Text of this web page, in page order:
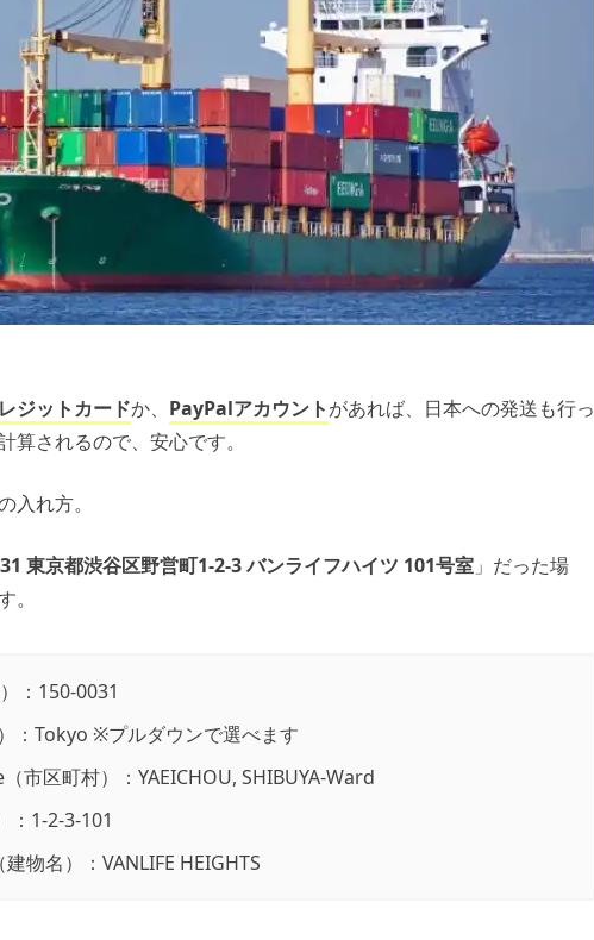
ジットカードか、 PayPalアカウントがあれば、日本への発送も行っ
算されるので、安心です。
入れ方。
東京都渋谷区野営町1-2-3 バンライフハイツ 101号室」だった場
。
：150-0031
：Tokyo ※プルダウンで選べます
区町村）：YAEICHOU, SHIBUYA-Ward
1-2-3-101
物名）：VANLIFE HEIGHTS